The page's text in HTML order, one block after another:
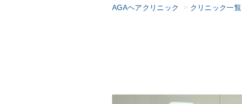
AGAヘアクリニック クリニック一覧